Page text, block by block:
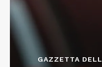
GAZZETTA